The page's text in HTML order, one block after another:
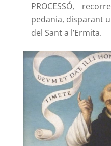
PROCESSÓ,
pedania, disparant
del Sant a l’Ermita.